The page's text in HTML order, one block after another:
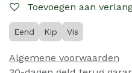
Toevoegen aan
Eend Kip Vis
Algemene voorwaarden